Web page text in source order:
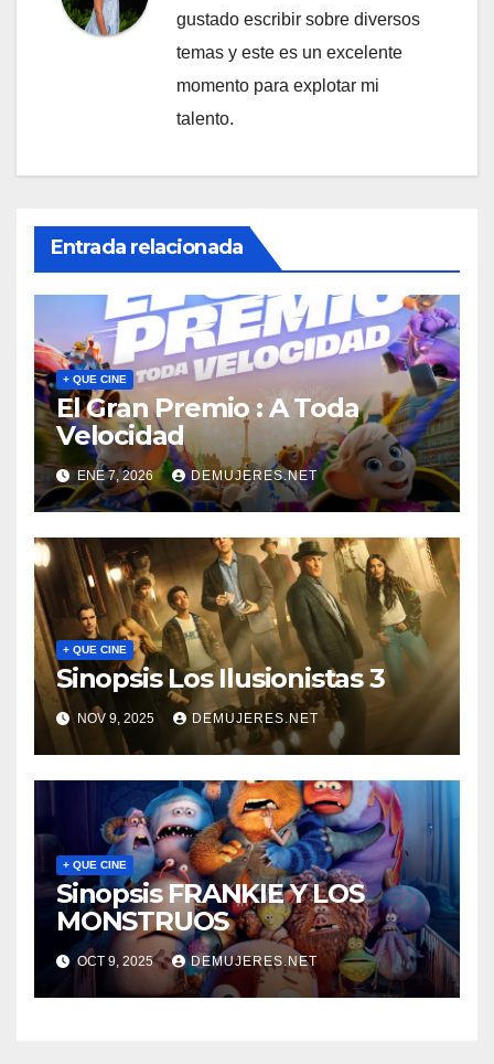
gustado escribir sobre diversos
temas y este es un excelente
momento para explotar mi
talento.
Entrada relacionada
+ QUE CINE
El Gran Premio : A Toda
Velocidad
ENE 7, 2026 DEMUJERES.NET
+ QUE CINE
Sinopsis Los Ilusionistas 3
NOV 9, 2025 DEMUJERES.NET
+ QUE CINE
Sinopsis FRANKIE Y LOS
MONSTRUOS
OCT 9, 2025 DEMUJERES.NET